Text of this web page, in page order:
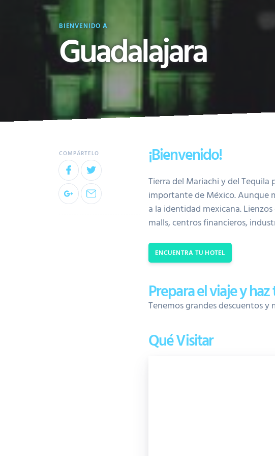
BIENVENIDO A
Guadalajara
¡Bienvenido!
Tierra del Mariachi y del Tequila
importante de México. Aunque
a la identidad mexicana.
malls, centros financieros,
ENCUENTRA TU HOTEL
Prepara el viaje y
Tenemos grandes descuentos y
Qué Visitar